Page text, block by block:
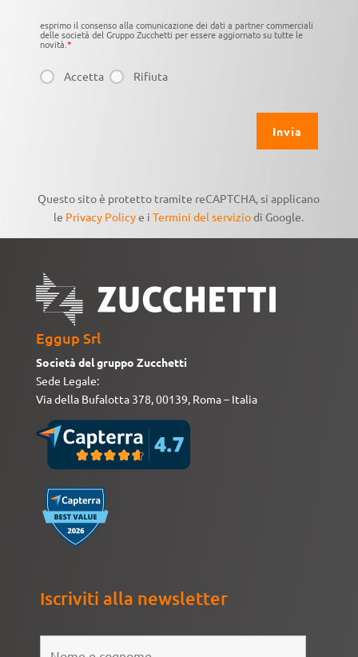
esprimo il consenso alla comunicazione dei dati a partner commerciali
delle società del Gruppo Zucchetti per essere aggiornato su tutte le
novità. *
Accetta Rifiuta
Questo sito è protetto tramite reCAPTCHA, si applicano
le Privacy Policye iTermini del serviziodi Google.
Eggup Srl
Società del gruppo Zucchetti
Sede Legale:
Via della Bufalotta 378, 00139, Roma – Italia
Iscriviti alla newsletter